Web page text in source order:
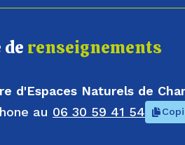
de renseignements
d'Espaces Naturels de
au 06 30 59 41 54